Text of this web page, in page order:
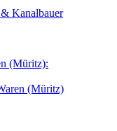
Kanalbauer
(Müritz):
(Müritz)